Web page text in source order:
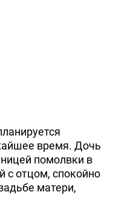
время. Дочь
помолвки в
отцом, спокойно
матери,